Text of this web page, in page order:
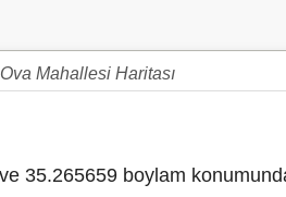
Ova Mahallesi Haritası
35.265659 boylam